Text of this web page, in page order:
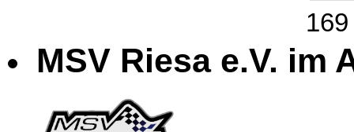
MSV Riesa e.V. im